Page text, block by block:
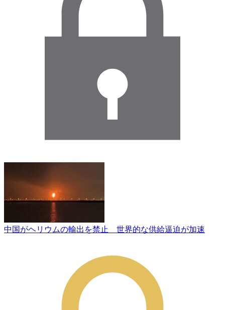
中国がヘリウムの輸出を禁止 世界的な供給逼迫が加速